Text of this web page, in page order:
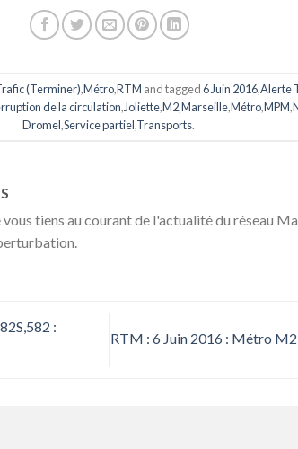
(Terminer),Métro,RTM and tagged6 Juin 2016,Alerte
de la circulation,Joliette,M2,Marseille,Métro,MPM,
Dromel,Service partiel,Transports.
tiens au courant de l'actualité du réseau
:
RTM : 6 Juin 2016 : Métro